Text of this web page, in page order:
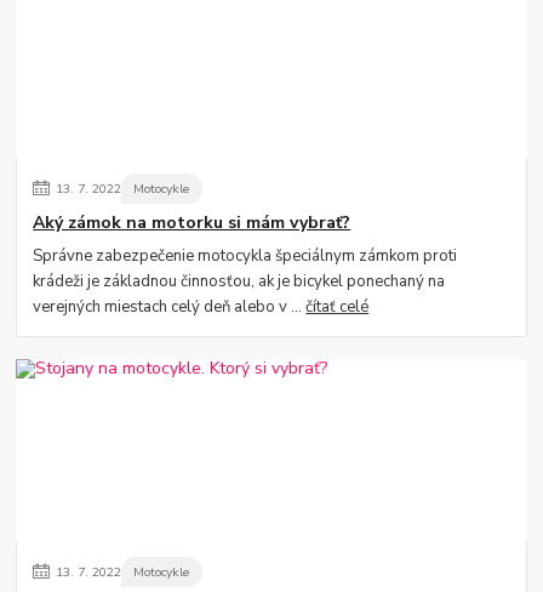
13. 7. 2022 Motocykle
Aký zámok na motorku si mám vybrať?
Správne zabezpečenie motocykla špeciálnym zámkom proti
krádeži je základnou činnosťou, ak je bicykel ponechaný na
verejných miestach celý deň alebo v ...čítať celé
13. 7. 2022 Motocykle